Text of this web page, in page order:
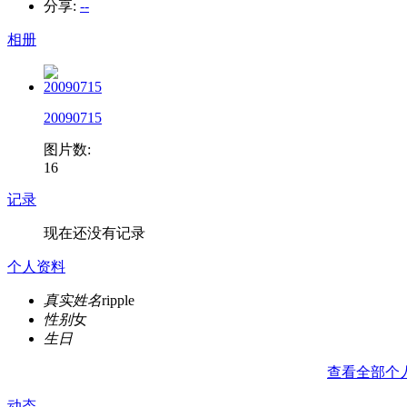
分享: --
相册
20090715
图片数:
16
记录
现在还没有记录
个人资料
真实姓名ripple
性别女
生日
查看全部个